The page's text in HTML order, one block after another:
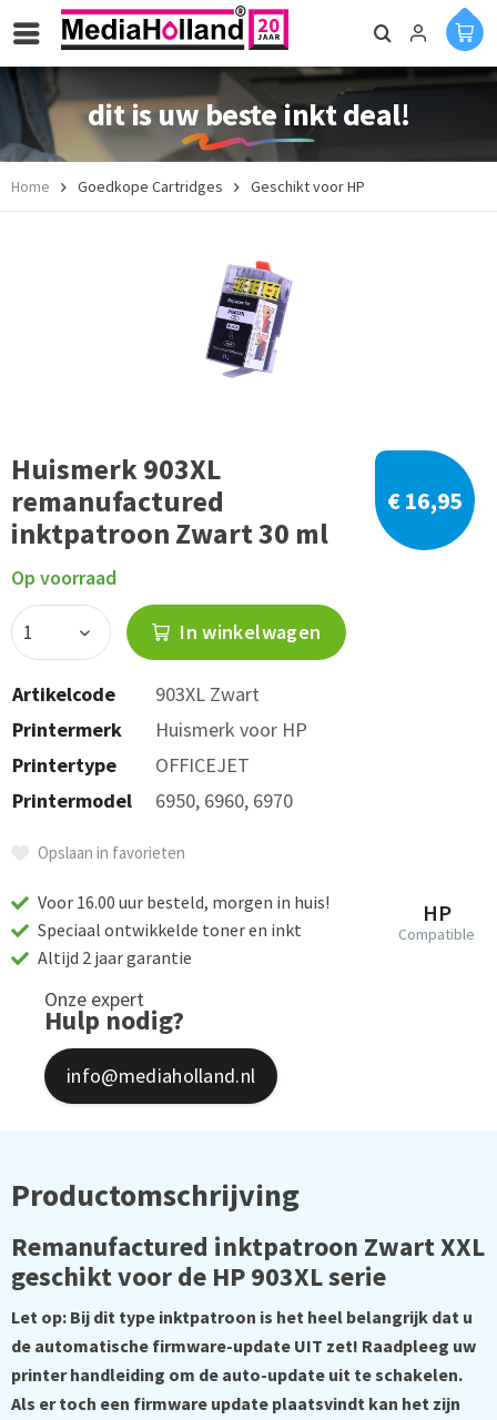
dit is uw beste inkt deal!
Home Goedkope Cartridges Geschikt voor HP
Huismerk 903XL
remanufactured
inktpatroon Zwart 30 ml
€ 16,95
Op voorraad
In winkelwagen
Artikelcode
903XL Zwart
Printermerk
Huismerk voor HP
Printertype
OFFICEJET
Printermodel
6950, 6960, 6970
Opslaan in favorieten
HP
Compatible
Voor 16.00 uur besteld, morgen in huis!
Speciaal ontwikkelde toner en inkt
Altijd 2 jaar garantie
Onze expert
Hulp nodig?
info@mediaholland.nl
Productomschrijving
Remanufactured inktpatroon Zwart XXL
geschikt voor de HP 903XL serie
Let op: Bij dit type inktpatroon is het heel belangrijk dat u
de automatische firmware-update UIT zet! Raadpleeg uw
printer handleiding om de auto-update uit te schakelen.
Als er toch een firmware update plaatsvindt kan het zijn